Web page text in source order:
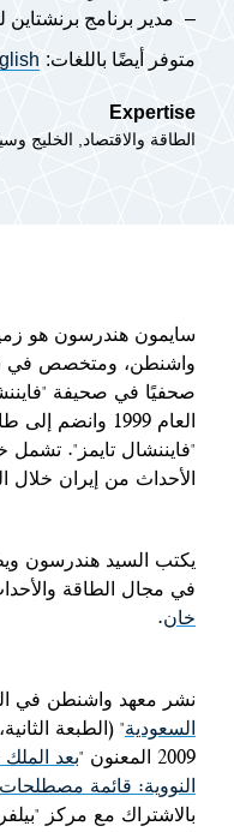
مدير برنامج
متوفر أيضًا باللغات:
Expertise
الطاقة والاقتصاد الخليج
سايمون هندرسون هو
واشنطن، ومتخصص في
صحفيًا في صحيفة
الأحداث من إيران خلال الثورة الإسلامية في
يكتب السيد هندرسون
في مجال الطاقة
خان.
نشر معهد واشنطن في العام 1994 ورقة سياسات بقلم السيد
السعودية
2009 المعنون "
بعد
النووية: قائمة مصطلحات
بالاشتراك مع مركز